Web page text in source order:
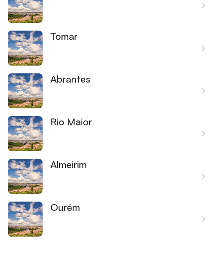
Tomar
Abrantes
Rio Maior
Almeirim
Ourém